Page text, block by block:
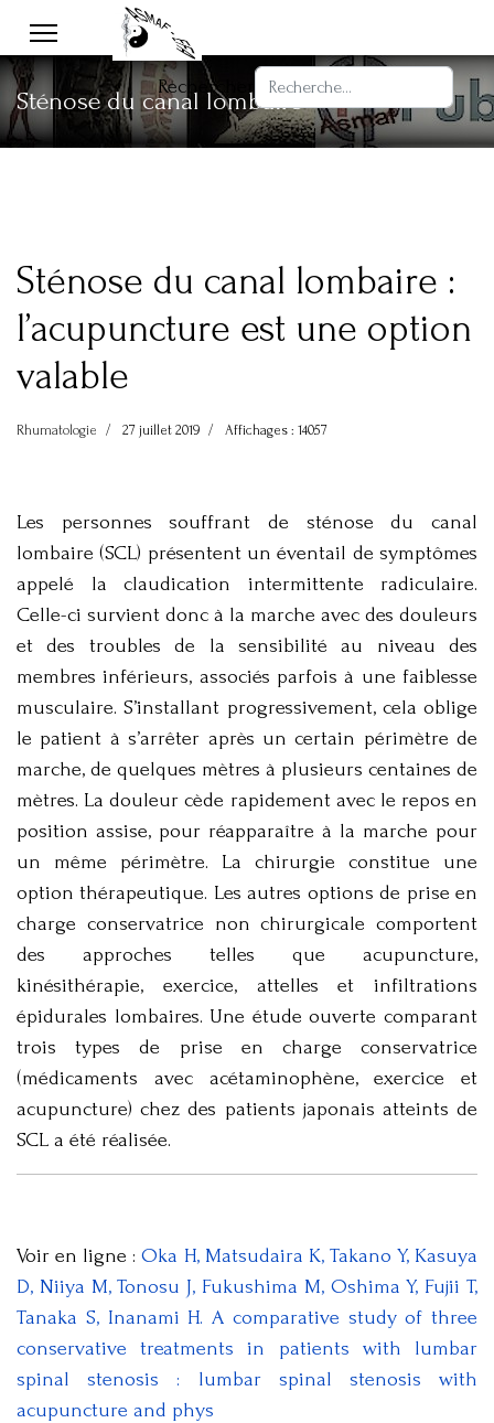
Rechercher
Sténose du canal lombaire
Sténose du canal lombaire :
l’acupuncture est une option
valable
Rhumatologie 27 juillet 2019 Affichages : 14057
Les personnes souffrant de sténose du canal
lombaire (SCL) présentent un éventail de symptômes
appelé la claudication intermittente radiculaire.
Celle-ci survient donc à la marche avec des douleurs
et des troubles de la sensibilité au niveau des
membres inférieurs, associés parfois à une faiblesse
musculaire. S’installant progressivement, cela oblige
le patient à s’arrêter après un certain périmètre de
marche, de quelques mètres à plusieurs centaines de
mètres. La douleur cède rapidement avec le repos en
position assise, pour réapparaître à la marche pour
un même périmètre. La chirurgie constitue une
option thérapeutique. Les autres options de prise en
charge conservatrice non chirurgicale comportent
des approches telles que acupuncture,
kinésithérapie, exercice, attelles et infiltrations
épidurales lombaires. Une étude ouverte comparant
trois types de prise en charge conservatrice
(médicaments avec acétaminophène, exercice et
acupuncture) chez des patients japonais atteints de
SCL a été réalisée.
Voir en ligne :Oka H, Matsudaira K, Takano Y, Kasuya
D, Niiya M, Tonosu J, Fukushima M, Oshima Y, Fujii T,
Tanaka S, Inanami H. A comparative study of three
conservative treatments in patients with lumbar
spinal stenosis : lumbar spinal stenosis with
acupuncture and phys